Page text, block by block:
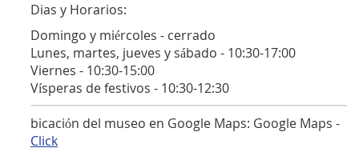
Dias y Horarios:
Domingo y miércoles - cerrado
Lunes, martes, jueves y sábado - 10:30-17:00
Viernes - 10:30-15:00
Vísperas de festivos - 10:30-12:30
bicación del museo en Google Maps: Google Maps -
Click